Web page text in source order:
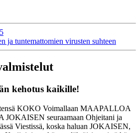
ja tuntemattomien virusten suhteen
kehotus kaikille!
KOKO Voimallaan MAAPALLOA
JOKAISEN seuraamaan Ohjeitani ja
Viestissä, koska haluan JOKAISEN,